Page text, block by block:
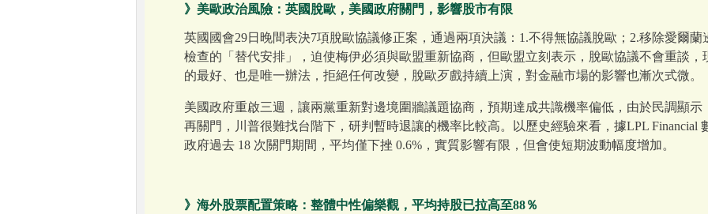
》美歐政治風險：英國脫歐，美國政府關門，影響股市有限
英國國會29日晚間表決7項脫歐協議修正案，通過兩項決議：1.不得無協議脫歐；2.移除愛爾
檢查的「替代安排」，迫使梅伊必須與歐盟重新協商，但歐盟立刻表示，脫歐協議不會重談
的最好、也是唯一辦法，拒絕任何改變，脫歐歹戲持續上演，對金融市場的影響也漸次式微。
美國政府重啟三週，讓兩黨重新對邊境圍牆議題協商，預期達成共識機率偏低，由於民調顯
再關門，川普很難找台階下，研判暫時退讓的機率比較高。以歷史經驗來看，據LPL Financial
政府過去 18 次關門期間，平均僅下挫 0.6%，實質影響有限，但會使短期波動幅度增加。
》海外股票配置策略：整體中性偏樂觀，平均持股已拉高至88％